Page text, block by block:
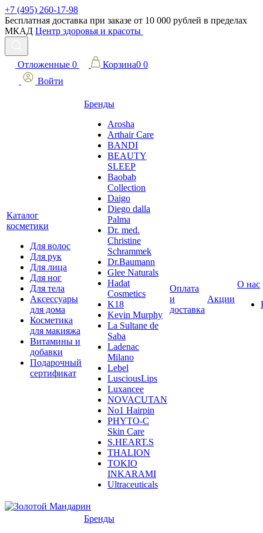
+7 (495) 260-17-98
Бесплатная доставка при заказе от 10 000 рублей в пределах
МКАД Центр здоровья и красоты
Отложенные 0 Корзина0 0
Войти
Каталог
косметики
Для волос
Для рук
Для лица
Для ног
Для тела
Аксессуары
для дома
Косметика
для макияжа
Витамины и
добавки
Подарочный
сертификат
Бренды
Arosha
Arthair Care
BANDI
BEAUTY
SLEEP
Baobab
Collection
Daigo
Diego dalla
Palma
Dr. med.
Christine
Schrammek
Dr.Baumann
Glee Naturals
Hadat
Cosmetics
K18
Kevin Murphy
La Sultane de
Saba
Ladenac
Milano
Lebel
LusciousLips
Luxancee
NOVACUTAN
No1 Hairpin
PHYTO-C
Skin Care
S.HEART.S
THALION
TOKIO
INKARAMI
Ultraceuticals
Оплата
и
доставка
Акции
О нас
Бренды